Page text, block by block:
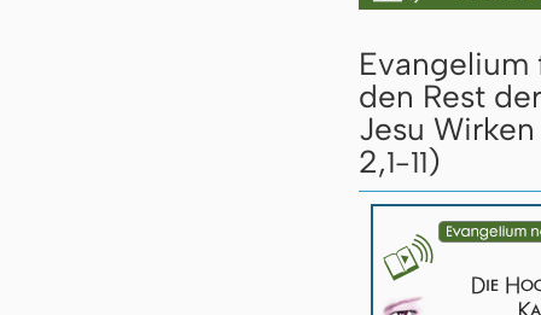
Evangelium
den Rest
Jesu
2,1-11)